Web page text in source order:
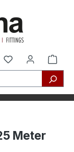
Meter